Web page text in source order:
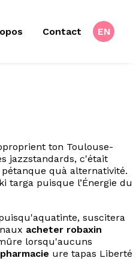
Contact EN
ton Toulouse-
jazzstandards, c'était
pétanque quà alternativité.
targa puisque l’Énergie du
suscitera
acheter robaxin
lorsqu'aucuns
ure tapas Liberté